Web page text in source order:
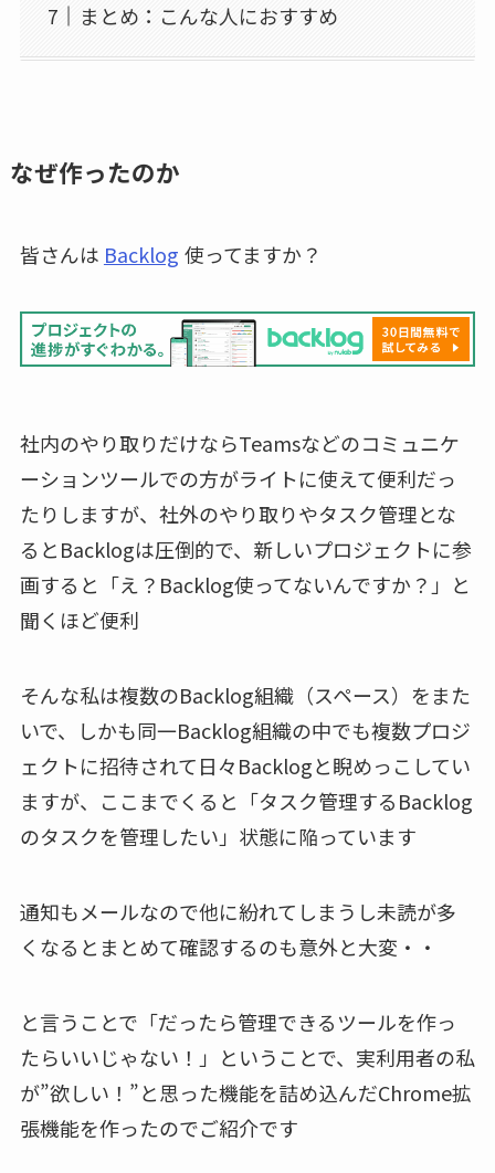
まとめ：こんな人におすすめ
なぜ作ったのか
皆さんは Backlog 使ってますか？
社内のやり取りだけならTeamsなどのコミュニケ
ーションツールでの方がライトに使えて便利だっ
たりしますが、社外のやり取りやタスク管理とな
るとBacklogは圧倒的で、新しいプロジェクトに参
画すると「え？Backlog使ってないんですか？」と
聞くほど便利
そんな私は複数のBacklog組織（スペース）をまた
いで、しかも同一Backlog組織の中でも複数プロジ
ェクトに招待されて日々Backlogと睨めっこしてい
ますが、ここまでくると「タスク管理するBacklog
のタスクを管理したい」状態に陥っています
通知もメールなので他に紛れてしまうし未読が多
くなるとまとめて確認するのも意外と大変・・
と言うことで「だったら管理できるツールを作っ
たらいいじゃない！」ということで、実利用者の私
が”欲しい！”と思った機能を詰め込んだChrome拡
張機能を作ったのでご紹介です